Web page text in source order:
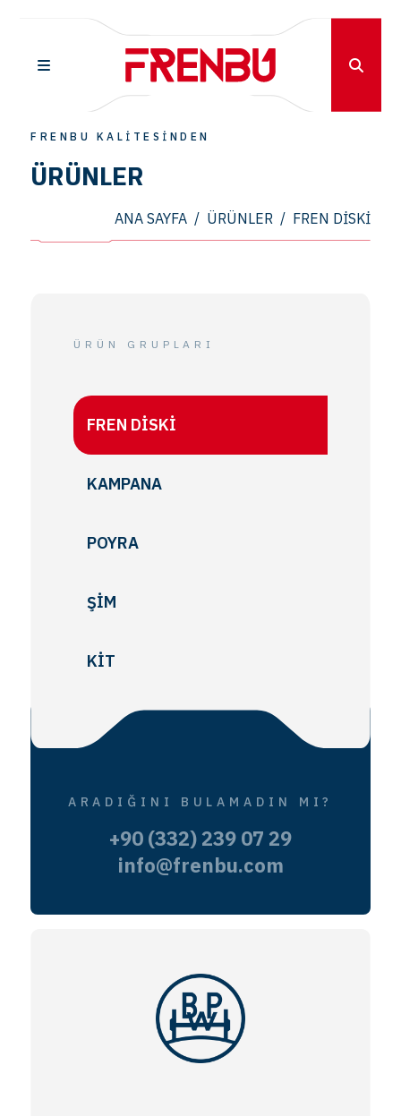
FRENBU KALİTESİNDEN
ÜRÜNLER
ANA SAYFA / ÜRÜNLER / FREN DISKI
ÜRÜN GRUPLARI
FREN DISKI
KAMPANA
POYRA
ŞIM
KIT
ARADIĞINI BULAMADIN MI?
+90 (332) 239 07 29
info@frenbu.com